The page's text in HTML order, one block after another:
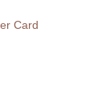
Card